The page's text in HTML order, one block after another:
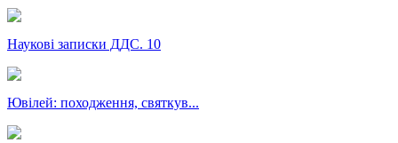
Наукові записки ДДС. 10
Ювілей: походження, святкув...